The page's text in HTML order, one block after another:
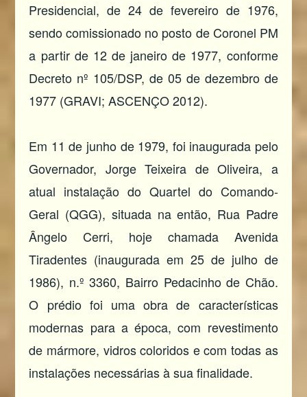
Presidencial, de 24 de fevereiro de 1976,
sendo comissionado no posto de Coronel PM
a partir de 12 de janeiro de 1977, conforme
Decreto nº 105/DSP, de 05 de dezembro de
1977 (GRAVI; ASCENÇO 2012).
Em 11 de junho de 1979, foi inaugurada pelo
Governador, Jorge Teixeira de Oliveira, a
atual instalação do Quartel do Comando-
Geral (QGG), situada na então, Rua Padre
Ângelo Cerri, hoje chamada Avenida
Tiradentes (inaugurada em 25 de julho de
1986), n.º 3360, Bairro Pedacinho de Chão.
O prédio foi uma obra de características
modernas para a época, com revestimento
de mármore, vidros coloridos e com todas as
instalações necessárias à sua finalidade.